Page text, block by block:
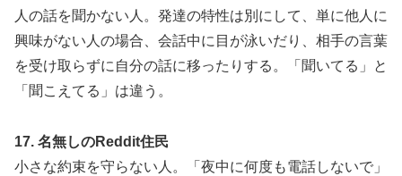
人の話を聞かない人。発達の特性は別にして、単に他人に
興味がない人の場合、会話中に目が泳いだり、相手の言葉
を受け取らずに自分の話に移ったりする。「聞いてる」と
「聞こえてる」は違う。
17. 名無しのReddit住民
小さな約束を守らない人。「夜中に何度も電話しないで」